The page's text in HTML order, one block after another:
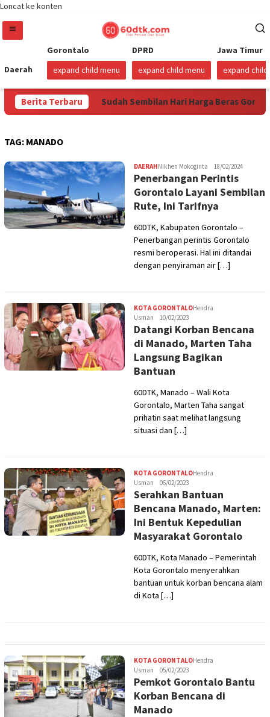
Loncat ke konten
Daerah
Gorontalo
expand child menu
DPRD
expand child menu
Jawa Timur
expand child
Berita Terbaru
2026 Sudah Sembilan Hari Harga Beras Gorontalo
TAG: MANADO
DAERAHNikhen Mokoginta 18/02/2024
Penerbangan Perintis
Gorontalo Layani Sembilan
Rute, Ini Tarifnya
60DTK, Kabupaten Gorontalo –
Penerbangan perintis Gorontalo
resmi beroperasi. Hal ini ditandai
dengan penyiraman air […]
KOTA GORONTALOHendra
Usman
10/02/2023
Datangi Korban Bencana
di Manado, Marten Taha
Langsung Bagikan
Bantuan
60DTK, Manado – Wali Kota
Gorontalo, Marten Taha sangat
prihatin saat melihat langsung
situasi dan […]
KOTA GORONTALOHendra
Usman
06/02/2023
Serahkan Bantuan
Bencana Manado, Marten:
Ini Bentuk Kepedulian
Masyarakat Gorontalo
60DTK, Kota Manado – Pemerintah
Kota Gorontalo menyerahkan
bantuan untuk korban bencana alam
di Kota […]
KOTA GORONTALOHendra
Usman
05/02/2023
Pemkot Gorontalo Bantu
Korban Bencana di
Manado